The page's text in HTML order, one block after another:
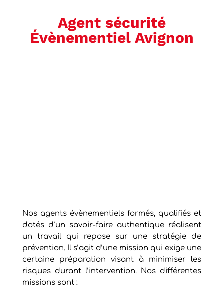
Agent sécurité
Évènementiel Avignon
Nos agents évènementiels formés, qualifiés et
dotés d’un savoir-faire authentique réalisent
un travail qui repose sur une stratégie de
prévention. Il s’agit d’une mission qui exige une
certaine préparation visant à minimiser les
risques durant l’intervention. Nos différentes
missions sont :